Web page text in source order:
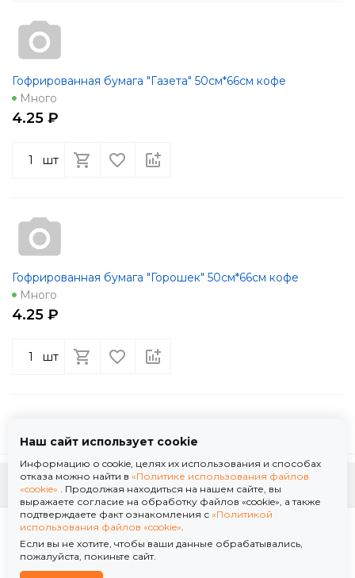
Гофрированная бумага "Газета" 50см*66см кофе
Много
4.25 ₽
шт
Гофрированная бумага "Горошек" 50см*66см кофе
Много
4.25 ₽
шт
К началу страницы
© 2026 ООО "Флор Мануфактура" .Все права защищены. Информация сайта защищена
Политика обработки персональных данных
Политика использования файлов «cookie»
Наш сайт использует cookie
Информацию о cookie, целях их использования и способах
отказа можно найти в «Политике использования файлов
«cookie» . Продолжая находиться на нашем сайте, вы
выражаете согласие на обработку файлов «cookie», а также
подтверждаете факт ознакомления с «Политикой
использования файлов «cookie».
Если вы не хотите, чтобы ваши данные обрабатывались,
пожалуйста, покиньте сайт.